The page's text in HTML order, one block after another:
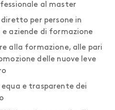
al master
per persone in
aziende di formazione
alla formazione, alle pari
delle nuove leve
e trasparente dei